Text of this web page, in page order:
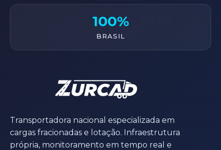
100%
BRASIL
Transportadora nacional especializada em
cargas fracionadas e lotação. Infraestrutura
própria, monitoramento em tempo real e